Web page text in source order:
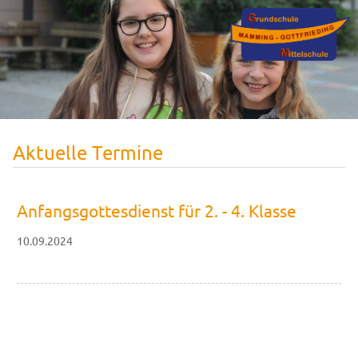
Aktuelle Termine
Anfangsgottesdienst für 2. - 4. Klasse
10.09.2024